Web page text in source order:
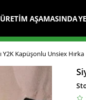
ÜRETİM AŞAMASINDA
Y2K Kapüşonlu Unsiex Hırka